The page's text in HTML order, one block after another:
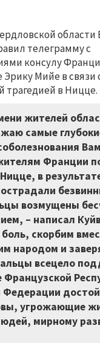
области
телеграмму с
консулу
Эрику Мийе в связи
в Ницце.
жителей
самые
Франции
в
возмущены
– написал
скорбим
народом и
всецело
Французской
Федерации
угрожающие
мирному